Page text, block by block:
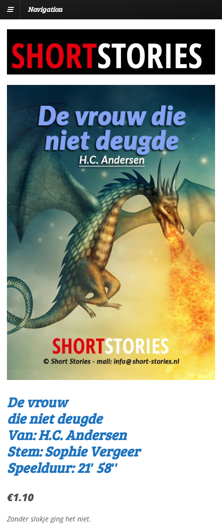
Navigation
De vrouw
die niet deugde
Van: H.C. Andersen
Stem: Sophie Vergeer
Speelduur: 21′ 58″
€1.10
Zonder slokje ging het niet.